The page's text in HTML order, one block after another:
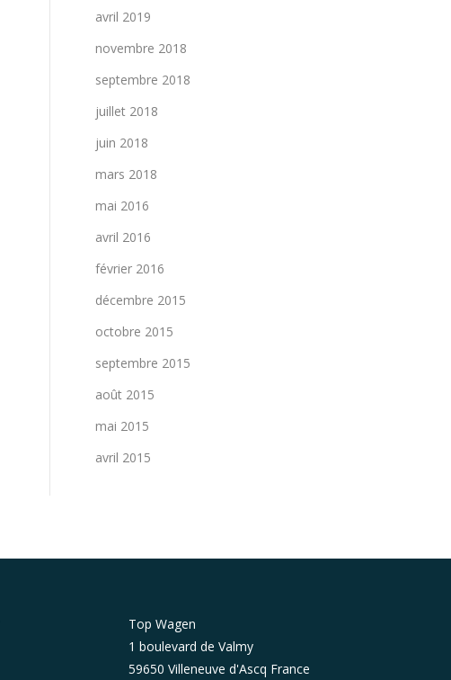
avril 2019
novembre 2018
septembre 2018
juillet 2018
juin 2018
mars 2018
mai 2016
avril 2016
février 2016
décembre 2015
octobre 2015
septembre 2015
août 2015
mai 2015
avril 2015
Top Wagen
1 boulevard de Valmy
59650 Villeneuve d'Ascq France